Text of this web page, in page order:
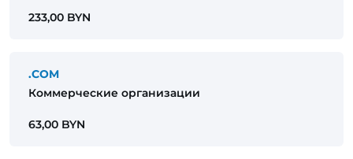
233,00 BYN
.COM
Коммерческие организации
63,00 BYN